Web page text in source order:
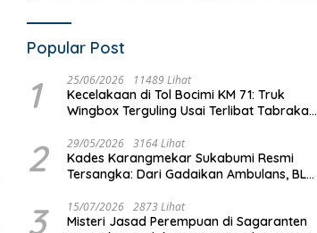
Popular Post
1 25/06/2026 11489 Lihat
Kecelakaan di Tol Bocimi KM 71: Truk
Wingbox Terguling Usai Terlibat Tabrakan
2 29/05/2026 3164 Lihat
Kades Karangmekar Sukabumi Resmi
Tersangka: Dari Gadaikan Ambulans, BLT
3 15/07/2026 2873 Lihat
Misteri Jasad Perempuan di Sagaranten